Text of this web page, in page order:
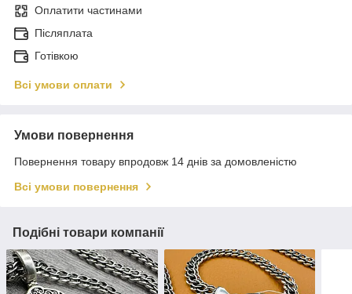
Оплатити частинами
Післяплата
Готівкою
Всі умови оплати
Умови повернення
Повернення товару впродовж 14 днів за домовленістю
Всі умови повернення
Подібні товари компанії